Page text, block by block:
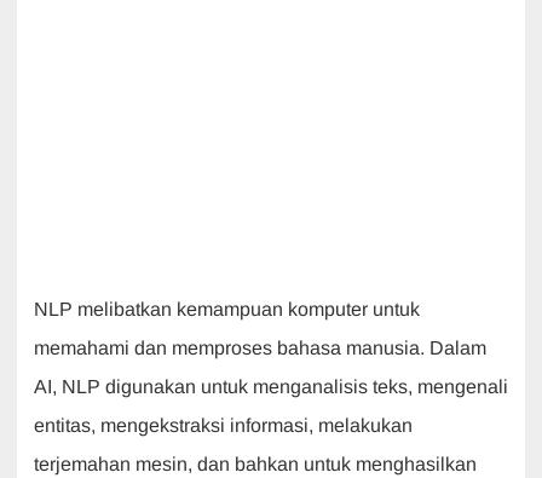
NLP melibatkan kemampuan komputer untuk
memahami dan memproses bahasa manusia. Dalam
AI, NLP digunakan untuk menganalisis teks, mengenali
entitas, mengekstraksi informasi, melakukan
terjemahan mesin, dan bahkan untuk menghasilkan